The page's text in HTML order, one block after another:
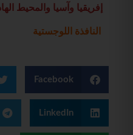
إفريقيا وآسيا والمحيط
النافذة اللوجستية
Facebook
LinkedIn